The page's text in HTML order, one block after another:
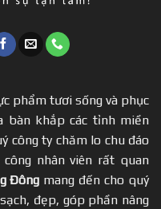
phẩm tươi sống và phục
bàn khắp các tỉnh miền
công ty chăm lo chu đáo
nhân viên rất quan
Đông mang đến cho quý
đẹp, góp phần nâng